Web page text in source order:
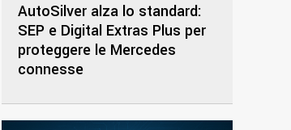
AutoSilver alza lo standard:
SEP e Digital Extras Plus per
proteggere le Mercedes
connesse